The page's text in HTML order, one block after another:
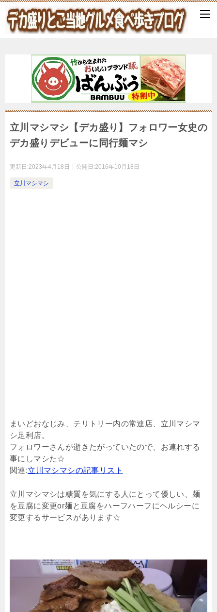
立川マシマシ【デカ盛り】フォロワー女史の
デカ盛りデビューに同行麺マシ
更新日:2023年4月18日 公開日:2016年10月18日
立川マシマシ
まいどおなじみ、テリトリー内の常連店、立川マシマ
シ足利店。
フォロワーさんが逝きたがっていたので、お連れする
事にしマシた☆
関連:立川マシマシの記事リスト
立川マシマシは糖質を気にする人にとって優しい、麺
を豆腐に変更or麺と豆腐をハーフハーフにヘルシーに
変更するサービスがあります☆